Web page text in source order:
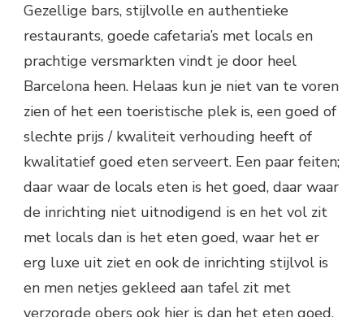
Gezellige bars, stijlvolle en authentieke
restaurants, goede cafetaria’s met locals en
prachtige versmarkten vindt je door heel
Barcelona heen. Helaas kun je niet van te voren
zien of het een toeristische plek is, een goed of
slechte prijs / kwaliteit verhouding heeft of
kwalitatief goed eten serveert. Een paar feiten;
daar waar de locals eten is het goed, daar waar
de inrichting niet uitnodigend is en het vol zit
met locals dan is het eten goed, waar het er
erg luxe uit ziet en ook de inrichting stijlvol is
en men netjes gekleed aan tafel zit met
verzorgde obers ook hier is dan het eten goed.